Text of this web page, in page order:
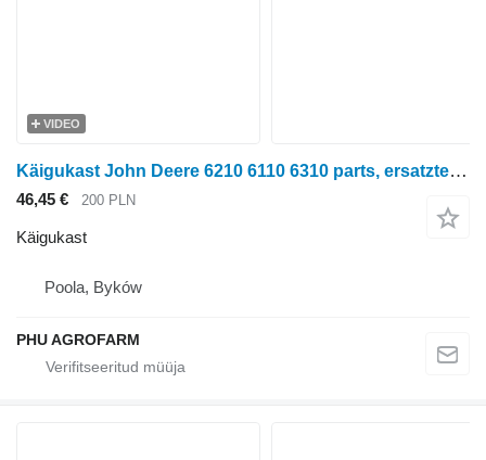
VIDEO
Käigukast John Deere 6210 6110 6310 parts, ersatzteile, pieces tüübi jaoks ratastraktori John Deere 6210 6110 6310
46,45 € 200 PLN
Käigukast
Poola, Byków
PHU AGROFARM